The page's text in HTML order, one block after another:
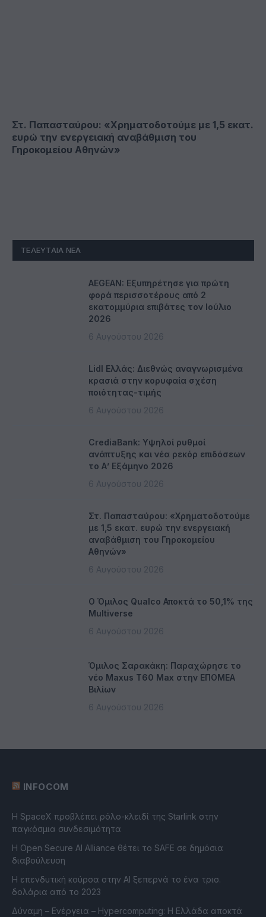
Στ. Παπασταύρου: «Χρηματοδοτούμε με 1,5 εκατ.
ευρώ την ενεργειακή αναβάθμιση του
Γηροκομείου Αθηνών»
ΤΕΛΕΥΤΑΊΑ ΝΈΑ
AEGEAN: Εξυπηρέτησε για πρώτη
φορά περισσοτέρους από 2
εκατομμύρια επιβάτες τον Ιούλιο
2026
6 Αυγούστου 2026
Lidl Ελλάς: Διεθνώς αναγνωρισμένα
κρασιά στην κορυφαία σχέση
ποιότητας-τιμής
6 Αυγούστου 2026
CrediaBank: Υψηλοί ρυθμοί
ανάπτυξης και νέα ρεκόρ επιδόσεων
το Α’ Εξάμηνο 2026
6 Αυγούστου 2026
Στ. Παπασταύρου: «Χρηματοδοτούμε
με 1,5 εκατ. ευρώ την ενεργειακή
αναβάθμιση του Γηροκομείου
Αθηνών»
6 Αυγούστου 2026
Ο Όμιλος Qualco Αποκτά το 50,1% της
Multiverse
6 Αυγούστου 2026
Όμιλος Σαρακάκη: Παραχώρησε το
νέο Maxus T60 Max στην ΕΠΟΜΕΑ
Βιλίων
6 Αυγούστου 2026
INFOCOM
Η SpaceX προβλέπει ρόλο-κλειδί της Starlink στην
παγκόσμια συνδεσιμότητα
Η Open Secure AI Alliance θέτει το SAFE σε δημόσια
διαβούλευση
Η επενδυτική κούρσα στην AI ξεπερνά το ένα τρισ.
δολάρια από το 2023
Δύναμη – Ενέργεια – Ηypercomputing: Η Ελλάδα αποκτά